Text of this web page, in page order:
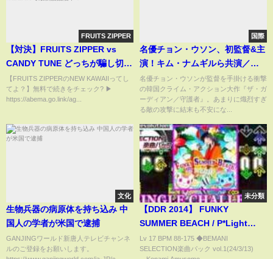
FRUITS ZIPPER
【対決】FRUITS ZIPPER vs
CANDY TUNE どっちが騙し切れ
るのか！？｜#FRUITSZIPPERの
NEW KAWAIIってしてよ？
#ABEMA で最新話配信中！
【FRUITS ZIPPERのNEW KAWAIIってし
てよ？】無料で続きをチェック? ▶
https://abema.go.link/ag...
国際
名優チョン・ウソン、初監督&主
演！キム・ナムギルら共演／映
画『ザ・ガーディアン／守護
者』予告編
名優チョン・ウソンが監督を手掛ける衝撃
の韓国クライム・アクション大作『ザ・ガ
ーディアン／守護者』。あまりに熾烈すぎ
る敵の攻撃に結末も不安にな...
文化
生物兵器の病原体を持ち込み 中
国人の学者が米国で逮捕
GANJINGワールド新唐人テレビチャンネ
ルのご登録をお願いします。
未分類
【DDR 2014】 FUNKY
SUMMER BEACH / P*Light
[SINGLE CHALLENGE] 譜面確
認+Clap
Lv 17 BPM 88-175 ◆BEMANI
SELECTION楽曲パック vol.1(24/3/13)